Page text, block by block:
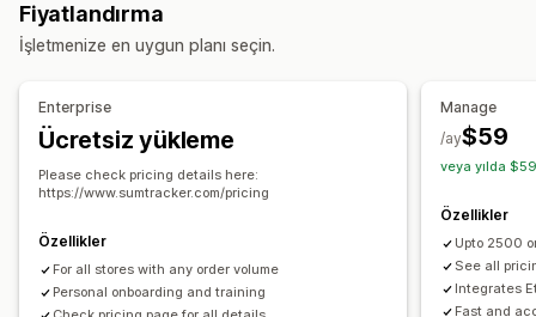
Bildirimler ve raporlar
Envanter uyarıları
İçe ve dışa veri aktarma
Tahmin Çoklu konum
SKU’lar Stok yenileme Stok transferleri
Yapay zeka optimizasyonu
Çoklu kanal
Sipariş yönetimi
Satın alma emirleri
Bildirimler ve analizler
Fiyatlandırma
İşletmenize en uygun planı seçin.
Enterprise
Ücretsiz yükleme
Please check pricing details here:
https://www.sumtracker.com/pricing
Özellikler
For all stores with any order volume
Personal onboarding and training
Manage
$59
/ay
veya yılda
Özellikler
Upto 2500
See all
Integrates
Fast and